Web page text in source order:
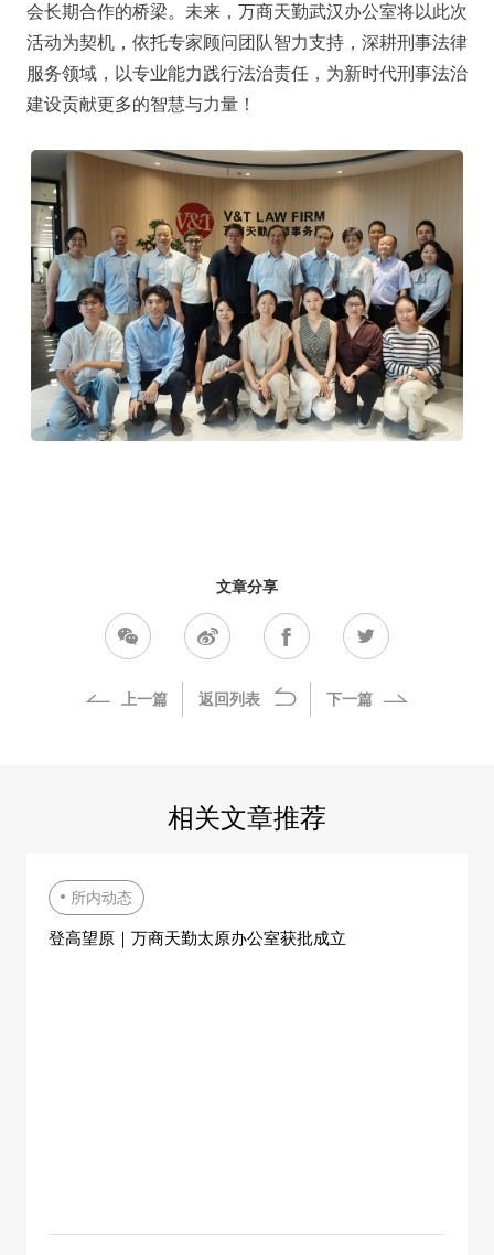
会长期合作的桥梁。未来，万商天勤武汉办公室将以此次
活动为契机，依托专家顾问团队智力支持，深耕刑事法律
服务领域，以专业能力践行法治责任，为新时代刑事法治
建设贡献更多的智慧与力量！
文章分享
上一篇 返回列表 下一篇
相关文章推荐
所内动态
登高望原｜万商天勤太原办公室获批成立